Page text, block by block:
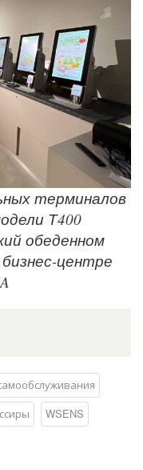
терминалов
Т400
обеденном
центре
WSENS